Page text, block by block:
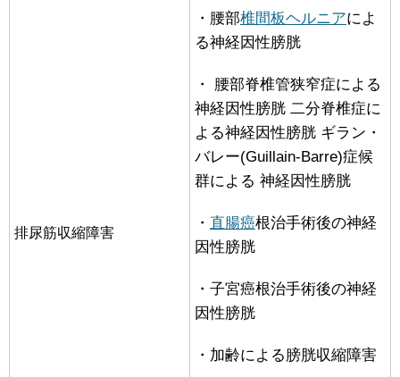
排尿筋収縮障害
・腰部椎間板ヘルニアによ
る神経因性膀胱
・ 腰部脊椎管狭窄症による
神経因性膀胱 二分脊椎症に
よる神経因性膀胱 ギラン・
バレー(Guillain-Barre)症候
群による 神経因性膀胱
・ 直腸癌根治手術後の神経
因性膀胱
・子宮癌根治手術後の神経
因性膀胱
・加齢による膀胱収縮障害